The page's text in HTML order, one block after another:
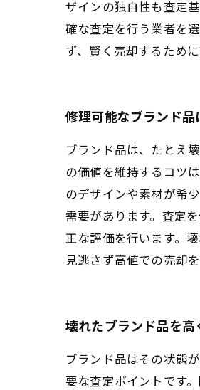
ザインの独自性も査定
確な査定を行う業者を
ず、賢く売却するため
修理可能なブランド
ブランド品は、たとえ
の価値を維持するコツ
のデザインや素材が希
需要があります。査定
正な評価を行います。
見逃さず高値での売却
壊れたブランド品を
ブランド品はその状態
要な査定ポイントです